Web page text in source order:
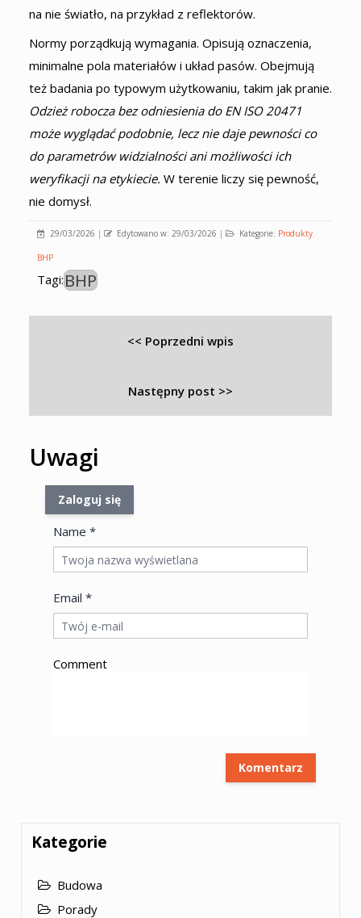
na nie światło, na przykład z reflektorów.
Normy porządkują wymagania. Opisują oznaczenia,
minimalne pola materiałów i układ pasów. Obejmują
też badania po typowym użytkowaniu, takim jak pranie.
Odzież robocza bez odniesienia do EN ISO 20471
może wyglądać podobnie, lecz nie daje pewności co
do parametrów widzialności ani możliwości ich
weryfikacji na etykiecie. W terenie liczy się pewność,
nie domysł.
29/03/2026 | Edytowano w: 29/03/2026 | Kategorie: Produkty
BHP
Tagi:BHP
<< Poprzedni wpis
Następny post >>
Uwagi
Zaloguj się
Name *
Email *
Comment
Komentarz
Kategorie
Budowa
Porady